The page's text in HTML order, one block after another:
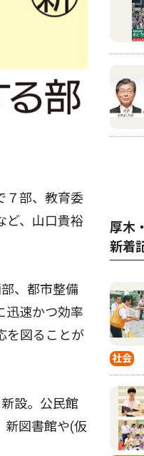
７部、教育委
ど、山口貴裕
、都市整備
迅速かつ効率
を図ることが
設。公民館
新図書館や(仮
厚木
新着
社会